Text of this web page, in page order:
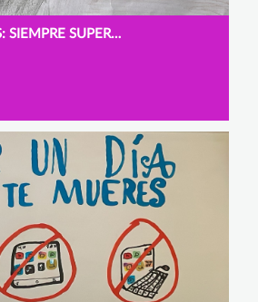
A LAS PANTALLAS: SIEMPRE SUPERVISADO, NUNCA ENGANCHADO.